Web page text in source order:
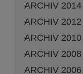
ARCHIV 2014
ARCHIV 2012
ARCHIV 2010
ARCHIV 2008
ARCHIV 2006